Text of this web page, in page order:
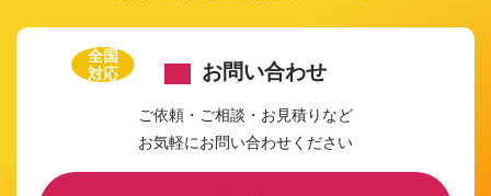
全国
対応
お問い合わせ
ご依頼・ご相談・お見積りなど
お気軽にお問い合わせください